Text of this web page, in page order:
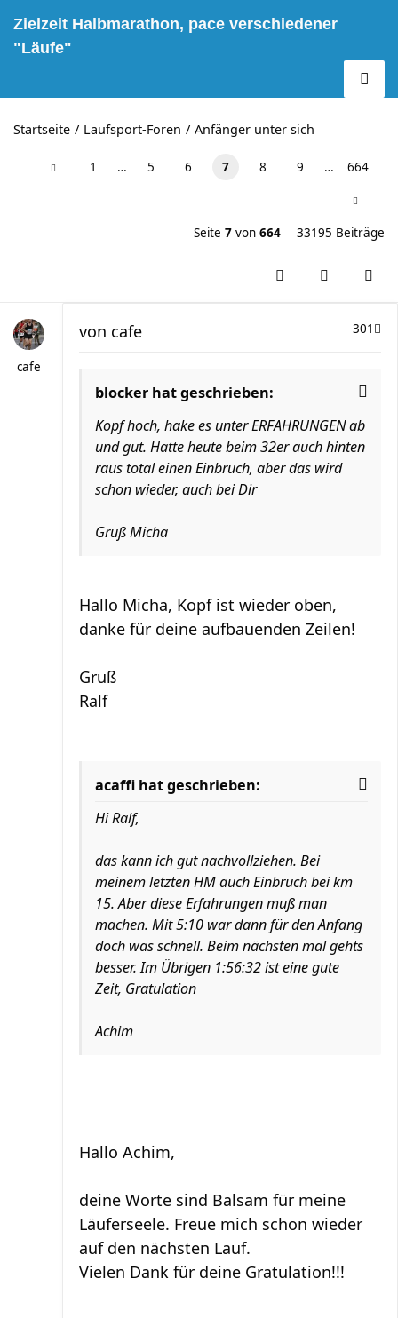
Zielzeit Halbmarathon, pace verschiedener
"Läufe"
Startseite Laufsport-Foren Anfänger unter sich
1 … 5 6 7 8 9 … 664
Seite 7 von 664 33195 Beiträge
cafe
301
von cafe
blocker hat geschrieben:
Kopf hoch, hake es unter ERFAHRUNGEN ab
und gut. Hatte heute beim 32er auch hinten
raus total einen Einbruch, aber das wird
schon wieder, auch bei Dir
Gruß Micha
Hallo Micha, Kopf ist wieder oben,
danke für deine aufbauenden Zeilen!
Gruß
Ralf
acaffi hat geschrieben:
Hi Ralf,
das kann ich gut nachvollziehen. Bei
meinem letzten HM auch Einbruch bei km
15. Aber diese Erfahrungen muß man
machen. Mit 5:10 war dann für den Anfang
doch was schnell. Beim nächsten mal gehts
besser. Im Übrigen 1:56:32 ist eine gute
Zeit, Gratulation
Achim
Hallo Achim,
deine Worte sind Balsam für meine
Läuferseele. Freue mich schon wieder
auf den nächsten Lauf.
Vielen Dank für deine Gratulation!!!